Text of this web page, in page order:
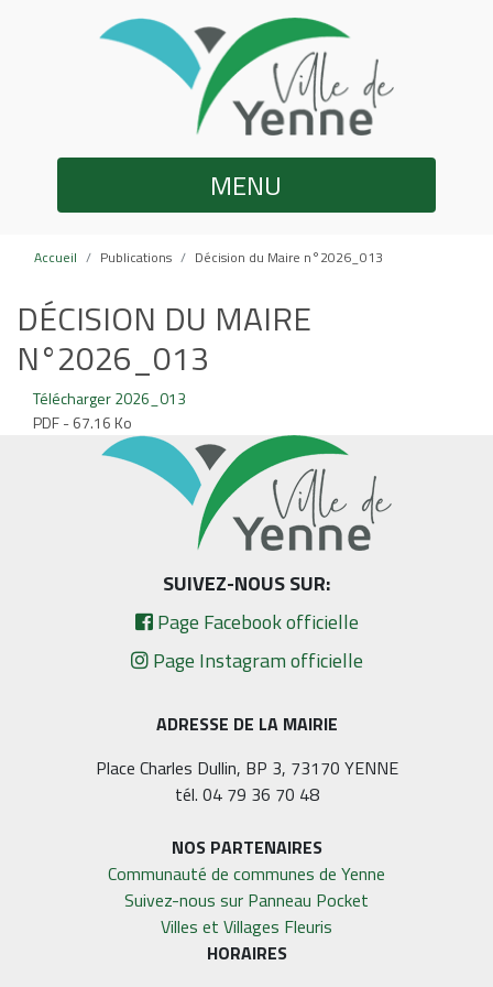
MENU
Accueil Publications Décision du Maire n°2026_013
DÉCISION DU MAIRE
N°2026_013
Télécharger 2026_013
PDF - 67.16 Ko
ADRESSE DE LA MAIRIE
Place Charles Dullin, BP 3, 73170 YENNE
tél. 04 79 36 70 48
NOS PARTENAIRES
Communauté de communes de Yenne
Suivez-nous sur Panneau Pocket
Villes et Villages Fleuris
SUIVEZ-NOUS SUR:
Page Facebook officielle
Page Instagram officielle
HORAIRES